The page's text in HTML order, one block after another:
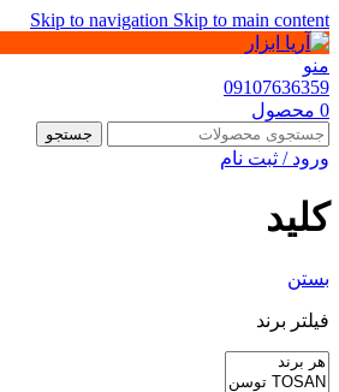
Skip to navigation Skip to main content
منو
09107636359
0 محصول
جستجو
ورود / ثبت نام
کلید
بستن
فیلتر برند